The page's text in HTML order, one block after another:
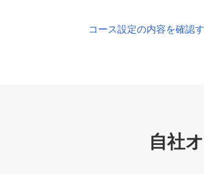
コース設定の内容を確認
自社